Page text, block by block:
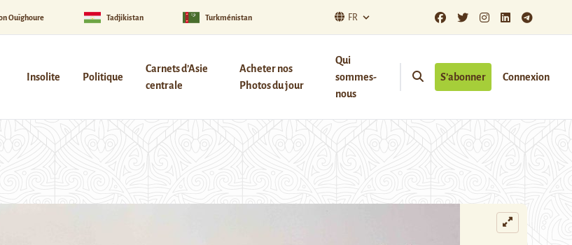
Ouïghoure Tadjikistan Turkménistan FR
Insolite Politique
Carnets d’Asie
centrale
Acheter nos
Photos du jour
Qui
sommes-
nous
S’abonner Connexion